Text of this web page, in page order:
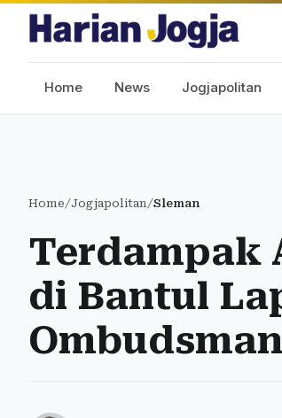
Home News Jogjapolitan
Home/Jogjapolitan/Sleman
Terdampak
di Bantul
Ombudsman